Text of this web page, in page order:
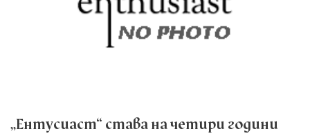
„Ентусиаст“ става на четири години